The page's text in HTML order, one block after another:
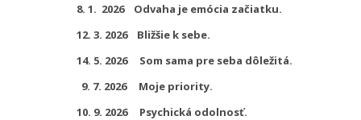
8. 1. 2026 Odvaha je emócia začiatku.
12. 3. 2026 Bližšie k sebe.
14. 5. 2026 Som sama pre seba dôležitá.
9. 7. 2026 Moje priority.
10. 9. 2026 Psychická odolnosť.